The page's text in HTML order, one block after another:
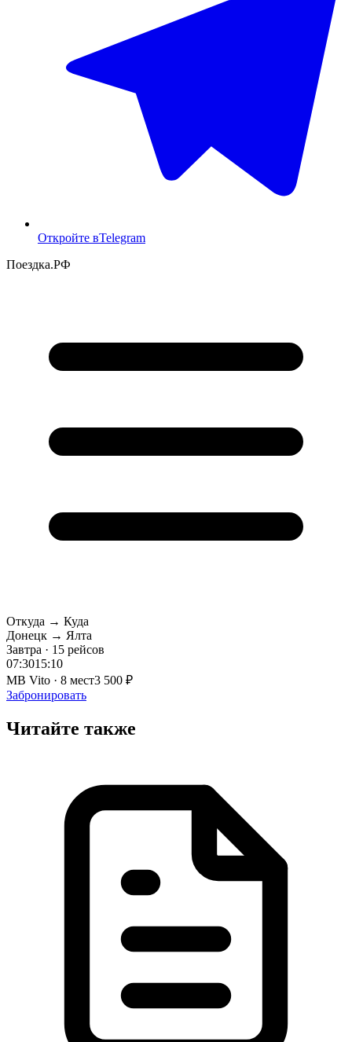
Откройте вTelegram
Поездка.РФ
Откуда → Куда
Донецк → Ялта
Завтра · 15 рейсов
07:3015:10
MB Vito · 8 мест3 500 ₽
Забронировать
Читайте также